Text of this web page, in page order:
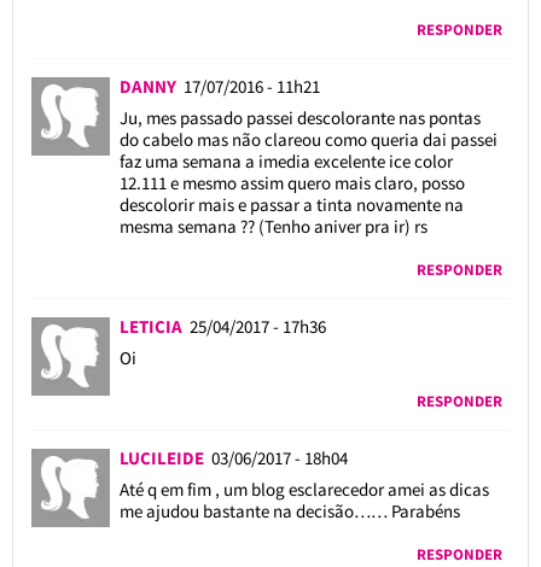
RESPONDER
DANNY 17/07/2016 - 11h21
Ju, mes passado passei descolorante nas pontas
do cabelo mas não clareou como queria dai passei
faz uma semana a imedia excelente ice color
12.111 e mesmo assim quero mais claro, posso
descolorir mais e passar a tinta novamente na
mesma semana ?? (Tenho aniver pra ir) rs
RESPONDER
LETICIA 25/04/2017 - 17h36
Oi
RESPONDER
LUCILEIDE 03/06/2017 - 18h04
Até q em fim , um blog esclarecedor amei as dicas
me ajudou bastante na decisão…… Parabéns
RESPONDER